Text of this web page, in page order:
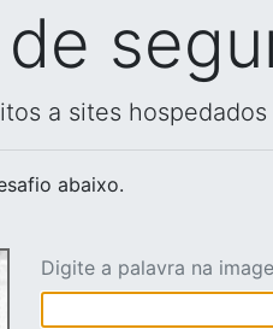
a sites
abaixo.
Digite a palavra na